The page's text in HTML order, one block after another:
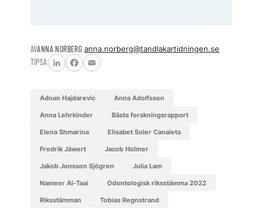
AVANNA NORBERG anna.norberg@tandlakartidningen.se
TIPSA
LinkedInFacebook
Email
Adnan Hajdarevic Anna Adolfsson
Anna Lehrkinder bästa forskningsrapport
Elena Shmarina Elisabet Soler Canaleta
Fredrik Jäwert Jacob Holmer
Jakob Jonsson Sjögren Julia Lam
Nameer Al-Taai Odontologisk riksstämma 2022
riksstämman Tobias Regnstrand